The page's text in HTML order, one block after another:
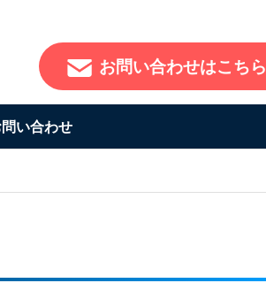
お問い合わせはこちら
い合わせ